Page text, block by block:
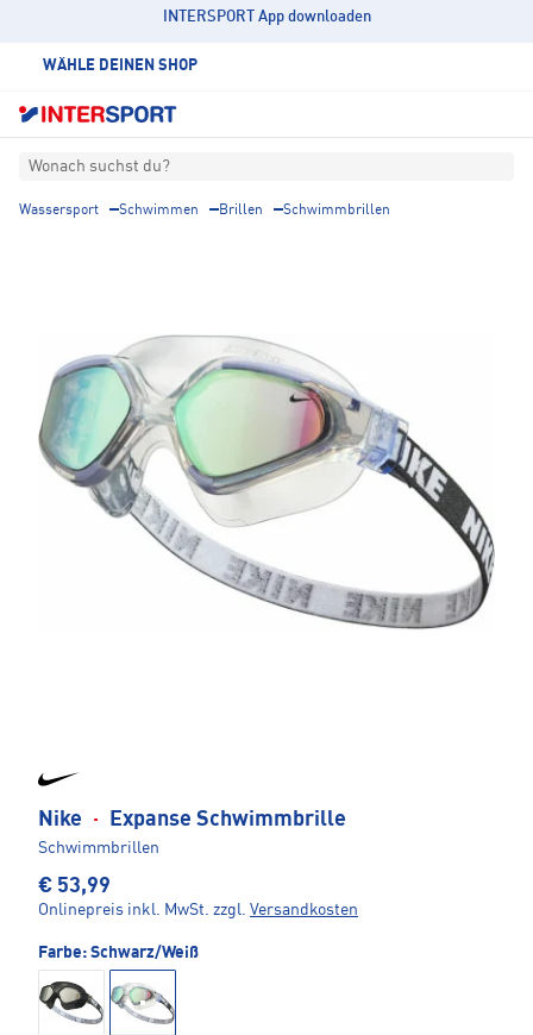
INTERSPORT App downloaden
WÄHLE DEINEN SHOP
Wonach suchst du?
Wassersport Schwimmen Brillen Schwimmbrillen
Nike · Expanse Schwimmbrille
Schwimmbrillen
€ 53,99
Onlinepreis inkl. MwSt. zzgl. Versandkosten
Farbe: Schwarz/Weiß